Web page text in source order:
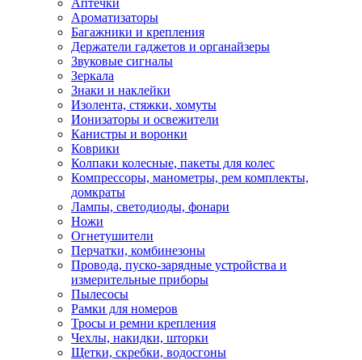
Аптечки
Ароматизаторы
Багажники и крепления
Держатели гаджетов и органайзеры
Звуковые сигналы
Зеркала
Знаки и наклейки
Изолента, стяжки, хомуты
Ионизаторы и освежители
Канистры и воронки
Коврики
Колпаки колесные, пакеты для колес
Компрессоры, манометры, рем комплекты,
домкраты
Лампы, светодиоды, фонари
Ножи
Огнетушители
Перчатки, комбинезоны
Провода, пуско-зарядные устройства и
измерительные приборы
Пылесосы
Рамки для номеров
Тросы и ремни крепления
Чехлы, накидки, шторки
Щетки, скребки, водосгоны